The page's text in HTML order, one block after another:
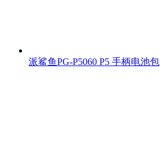
派鲨鱼PG-P5060 P5 手柄电池包